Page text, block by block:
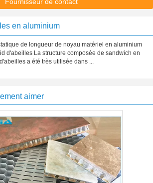
en aluminium
de longueur de noyau matériel en aluminium
d'abeilles La structure composée de sandwich en
a été très utilisée dans ...
aimer